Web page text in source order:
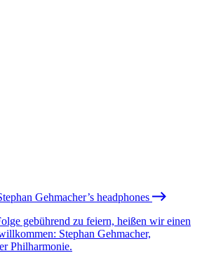
Gehmacher’s headphones
gebührend zu feiern, heißen wir einen
Stephan Gehmacher,
Philharmonie.